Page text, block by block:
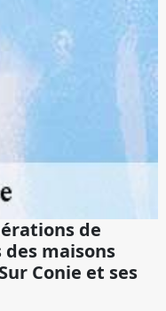
de
maisons
Conie et ses